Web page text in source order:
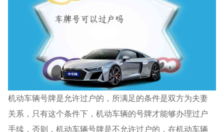
机动车辆号牌是允许过户的，所满足的条件是双方为夫妻
关系，只有这个条件下，机动车辆的号牌才能够办理过户
手续，否则，机动车辆号牌是不允许过户的，在机动车辆